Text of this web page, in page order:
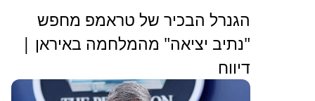
הגנרל הבכיר של טראמפ מחפש
"נתיב יציאה" מהמלחמה באיראן |
דיווח